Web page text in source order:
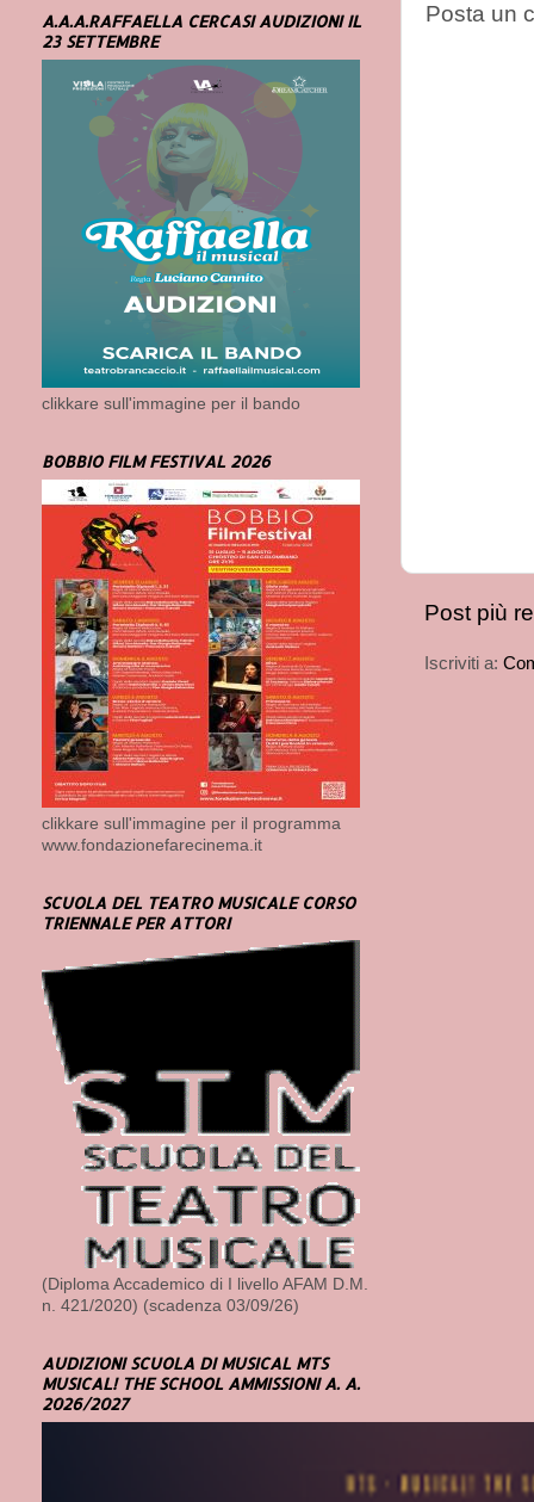
Posta un
Post più
Iscriviti a:
A.A.A.RAFFAELLA CERCASI AUDIZIONI IL
23 SETTEMBRE
clikkare sull'immagine per il bando
BOBBIO FILM FESTIVAL 2026
clikkare sull'immagine per il programma
www.fondazionefarecinema.it
SCUOLA DEL TEATRO MUSICALE CORSO
TRIENNALE PER ATTORI
(Diploma Accademico di I livello AFAM D.M.
n. 421/2020) (scadenza 03/09/26)
AUDIZIONI SCUOLA DI MUSICAL MTS
MUSICAL! THE SCHOOL AMMISSIONI A. A.
2026/2027